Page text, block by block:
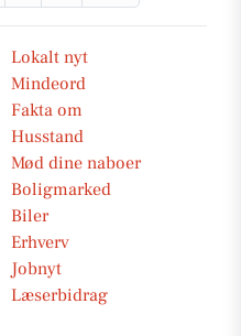
Lokalt nyt
Mindeord
Fakta om
Husstand
Mød dine naboer
Boligmarked
Biler
Erhverv
Jobnyt
Læserbidrag